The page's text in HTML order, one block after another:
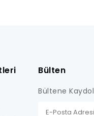
Bülten
Bültene Kaydol